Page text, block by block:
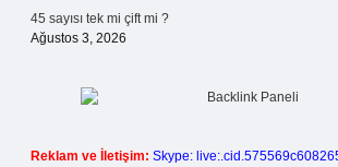
45 sayısı tek mi çift mi ?
Ağustos 3, 2026
Reklam ve İletişim: Skype: